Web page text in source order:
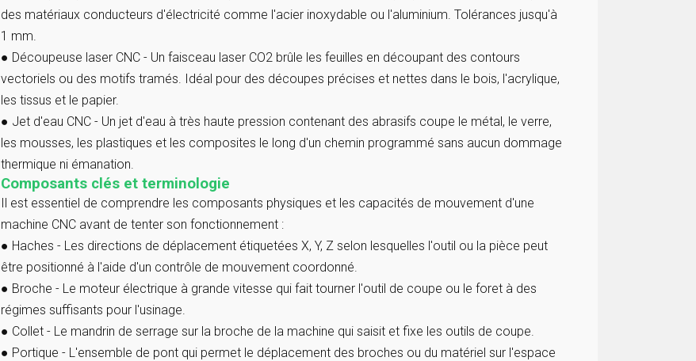
des matériaux conducteurs d'électricité comme l'acier inoxydable ou l'aluminium. Tolérances jusqu'à
1 mm.
● Découpeuse laser CNC - Un faisceau laser CO2 brûle les feuilles en découpant des contours
vectoriels ou des motifs tramés. Idéal pour des découpes précises et nettes dans le bois, l'acrylique,
les tissus et le papier.
● Jet d'eau CNC - Un jet d'eau à très haute pression contenant des abrasifs coupe le métal, le verre,
les mousses, les plastiques et les composites le long d'un chemin programmé sans aucun dommage
thermique ni émanation.
Composants clés et terminologie
Il est essentiel de comprendre les composants physiques et les capacités de mouvement d'une
machine CNC avant de tenter son fonctionnement :
● Haches - Les directions de déplacement étiquetées X, Y, Z selon lesquelles l'outil ou la pièce peut
être positionné à l'aide d'un contrôle de mouvement coordonné.
● Broche - Le moteur électrique à grande vitesse qui fait tourner l'outil de coupe ou le foret à des
régimes suffisants pour l'usinage.
● Collet - Le mandrin de serrage sur la broche de la machine qui saisit et fixe les outils de coupe.
● Portique - L'ensemble de pont qui permet le déplacement des broches ou du matériel sur l'espace